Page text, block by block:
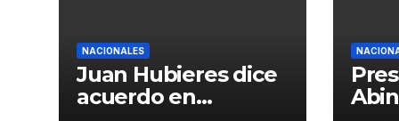
NACIONALES
Juan Hubieres dice
acuerdo en